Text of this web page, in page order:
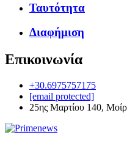
Ταυτότητα
Διαφήμιση
Επικοινωνία
+30.6975757175
[email protected]
25ης Μαρτίου 140,